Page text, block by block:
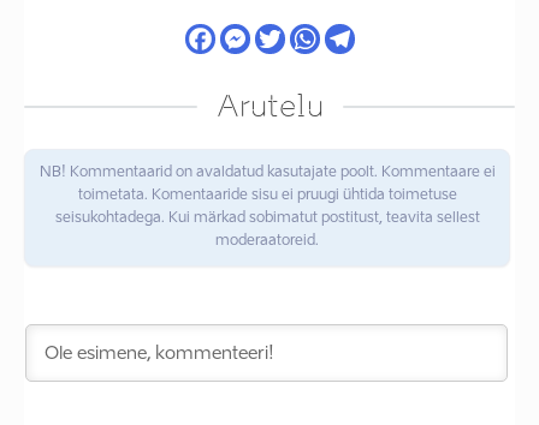
Arutelu
NB! Kommentaarid on avaldatud kasutajate poolt. Kommentaare ei
toimetata. Komentaaride sisu ei pruugi ühtida toimetuse
seisukohtadega. Kui märkad sobimatut postitust, teavita sellest
moderaatoreid.